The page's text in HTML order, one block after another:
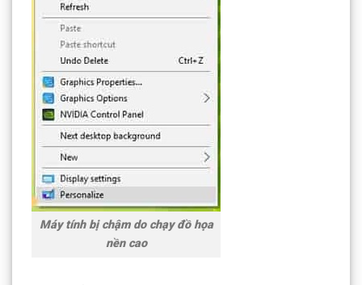
Máy tính bị chậm do chạy đồ họa
nền cao